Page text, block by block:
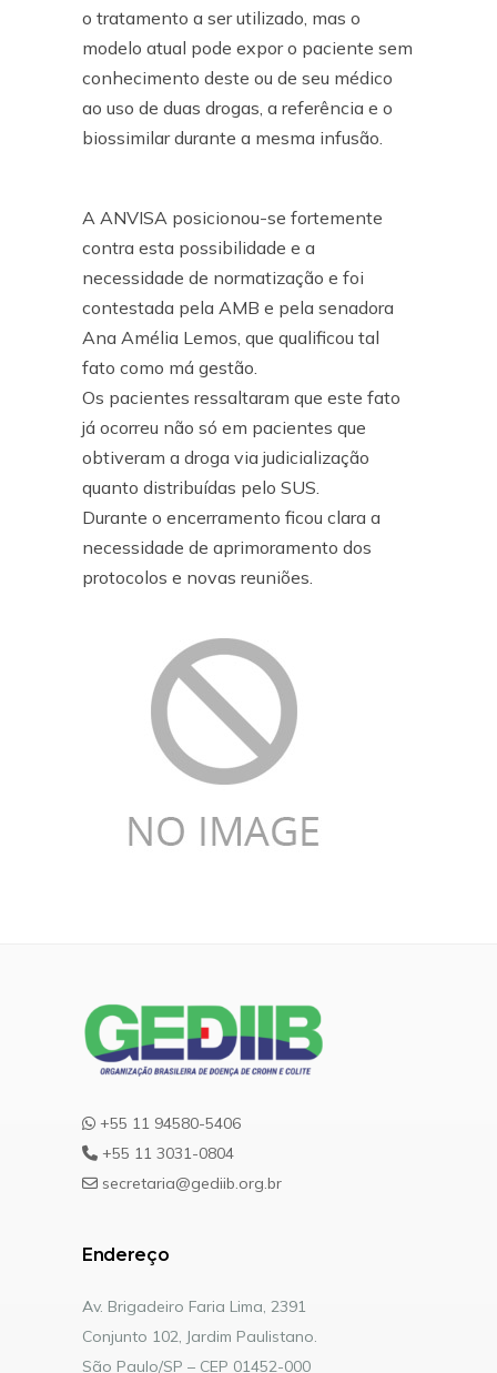
o tratamento a ser utilizado, mas o
modelo atual pode expor o paciente sem
conhecimento deste ou de seu médico
ao uso de duas drogas, a referência e o
biossimilar durante a mesma infusão.
A ANVISA posicionou-se fortemente
contra esta possibilidade e a
necessidade de normatização e foi
contestada pela AMB e pela senadora
Ana Amélia Lemos, que qualificou tal
fato como má gestão.
Os pacientes ressaltaram que este fato
já ocorreu não só em pacientes que
obtiveram a droga via judicialização
quanto distribuídas pelo SUS.
Durante o encerramento ficou clara a
necessidade de aprimoramento dos
protocolos e novas reuniões.
+55 11 94580-5406
+55 11 3031-0804
secretaria@gediib.org.br
Endereço
Av. Brigadeiro Faria Lima, 2391
Conjunto 102, Jardim Paulistano.
São Paulo/SP – CEP 01452-000